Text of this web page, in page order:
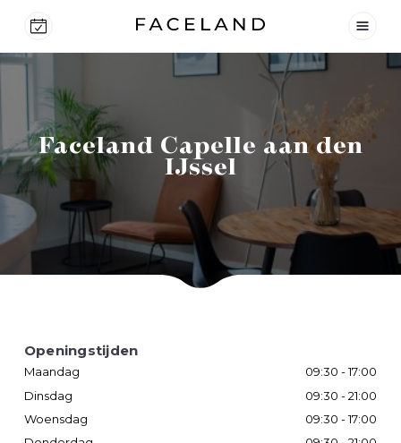
Faceland Capelle aan den
IJssel
Openingstijden
Maandag
09:30 - 17:00
Dinsdag
09:30 - 21:00
Woensdag
09:30 - 17:00